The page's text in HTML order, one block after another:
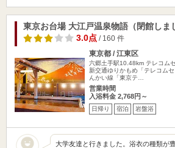
東京お台場 大江戸温泉物語（閉館しま
3.0点/ 160 件
東京都 / 江東区
六郷土手駅10.48km テレコム
新交通ゆりかもめ「テレコム
んかい線「東京テ…
営業時間
入浴料金 2,768円～
日帰り 宿泊 岩盤浴
大学友達と行きました。浴衣の種類が